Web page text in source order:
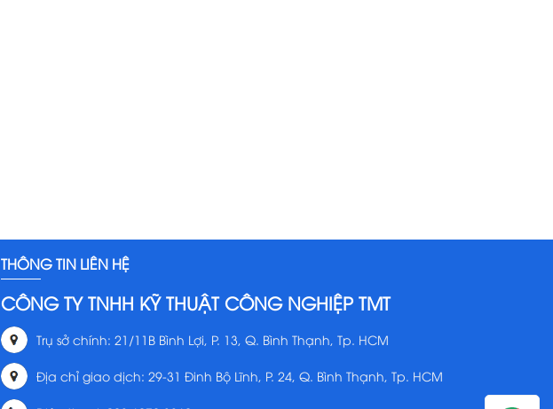
THÔNG TIN LIÊN HỆ
CÔNG TY TNHH KỸ THUẬT CÔNG NGHIỆP TMT
Trụ sở chính: 21/11B Bình Lợi, P. 13, Q. Bình Thạnh, Tp. HCM
Địa chỉ giao dịch: 29-31 Đinh Bộ Lĩnh, P. 24, Q. Bình Thạnh, Tp. HCM